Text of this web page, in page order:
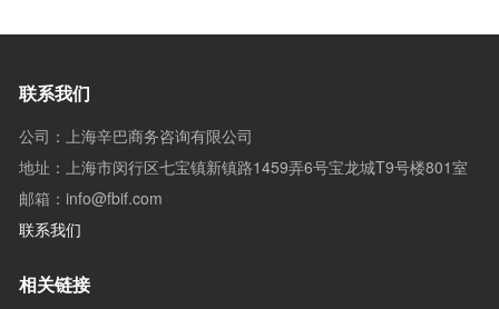
联系我们
公司：上海辛巴商务咨询有限公司
地址：上海市闵行区七宝镇新镇路1459弄6号宝龙城T9号楼801室
邮箱：info@fbif.com
联系我们
相关链接